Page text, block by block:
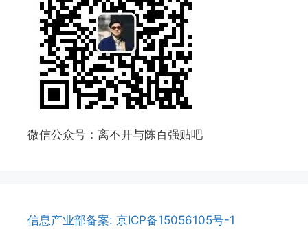
微信公众号：离不开与陈百强贴吧
信息产业部备案: 京ICP备15056105号-1